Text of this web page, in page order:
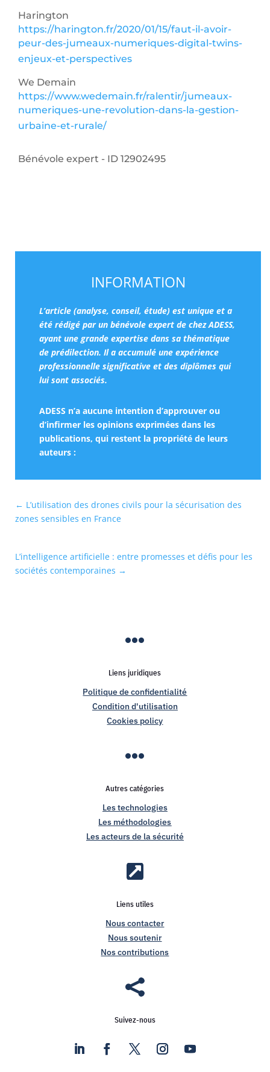
Harington
https://harington.fr/2020/01/15/faut-il-avoir-
peur-des-jumeaux-numeriques-digital-twins-
enjeux-et-perspectives
We Demain
https://www.wedemain.fr/ralentir/jumeaux-
numeriques-une-revolution-dans-la-gestion-
urbaine-et-rurale/
Bénévole expert - ID 12902495
INFORMATION
L’article (analyse, conseil, étude) est unique et a
été rédigé par un bénévole expert de chez ADESS,
ayant une grande expertise dans sa thématique
de prédilection. Il a accumulé une expérience
professionnelle significative et des diplômes qui
lui sont associés.
ADESS n’a aucune intention d’approuver ou
d’infirmer les opinions exprimées dans les
publications, qui restent la propriété de leurs
auteurs :
← L’utilisation des drones civils pour la sécurisation des
zones sensibles en France
L’intelligence artificielle : entre promesses et défis pour les
sociétés contemporaines →

Liens juridiques
Politique de confidentialité
Condition d'utilisation
Cookies policy

Autres catégories
Les technologies
Les méthodologies
Les acteurs de la sécurité

Liens utiles
Nous contacter
Nous soutenir
Nos contributions

Suivez-nous